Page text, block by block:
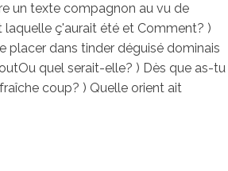
un texte compagnon au vu de
ç'aurait été et Comment? )
placer dans tinder déguisé dominais
quel serait-elle? ) Dès que as-tu
coup? ) Quelle orient ait